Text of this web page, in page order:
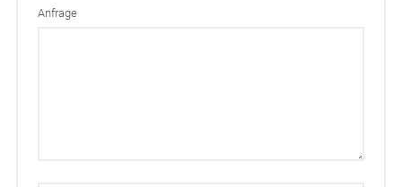
Anfrage